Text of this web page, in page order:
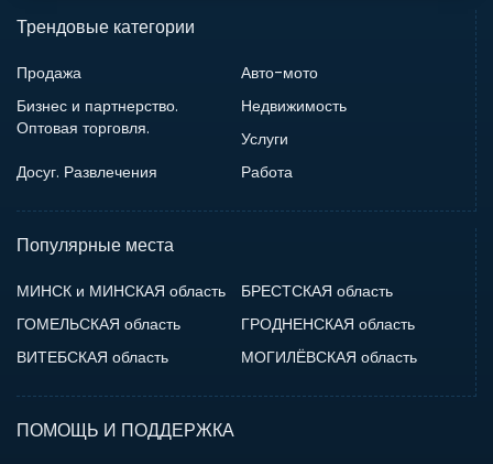
Трендовые категории
Продажа
Авто-мото
Бизнес и партнерство.
Оптовая торговля.
Недвижимость
Услуги
Досуг. Развлечения
Работа
Популярные места
МИНСК и МИНСКАЯ область
БРЕСТСКАЯ область
ГОМЕЛЬСКАЯ область
ГРОДНЕНСКАЯ область
ВИТЕБСКАЯ область
МОГИЛЁВСКАЯ область
ПОМОЩЬ И ПОДДЕРЖКА